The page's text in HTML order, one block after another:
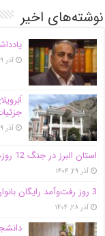
نوشته‌های اخیر
آذر ۲۹, ۱۴۰۴
آذر ۲۹, ۱۴۰۴
استان البرز در جنگ 12 روزه 7 شهید دانشجو تقدیم انقلاب کرد
آذر ۲۹, ۱۴۰۴
3 روز رفت‌وآمد رایگان بانوان در خطوط اتوبوسرانی شهری کرج
آذر ۲۸, ۱۴۰۴